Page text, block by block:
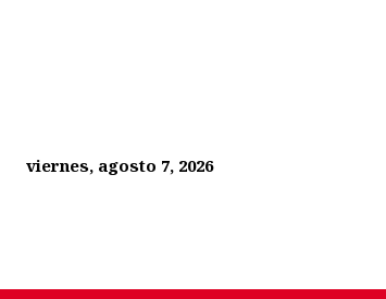
viernes, agosto 7, 2026